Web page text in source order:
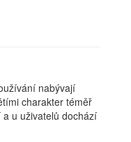
nabývají
charakter téměř
u uživatelů dochází